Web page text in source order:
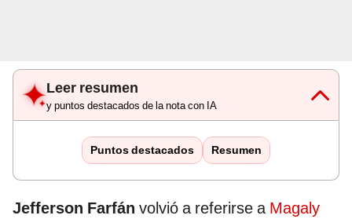
Leer resumen
y puntos destacados de la nota con IA
Puntos destacados Resumen
Jefferson Farfán volvió a referirse a Magaly